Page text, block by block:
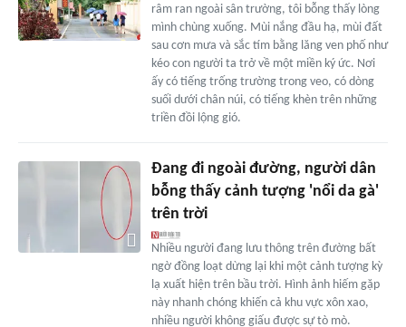
râm ran ngoài sân trường, tôi bỗng thấy lòng
mình chùng xuống. Mùi nắng đầu hạ, mùi đất
sau cơn mưa và sắc tím bằng lăng ven phố như
kéo con người ta trở về một miền ký ức. Nơi
ấy có tiếng trống trường trong veo, có dòng
suối dưới chân núi, có tiếng khèn trên những
triền đồi lộng gió.
Đang đi ngoài đường, người dân
bỗng thấy cảnh tượng 'nổi da gà'
trên trời
Nhiều người đang lưu thông trên đường bất
ngờ đồng loạt dừng lại khi một cảnh tượng kỳ
lạ xuất hiện trên bầu trời. Hình ảnh hiếm gặp
này nhanh chóng khiến cả khu vực xôn xao,
nhiều người không giấu được sự tò mò.